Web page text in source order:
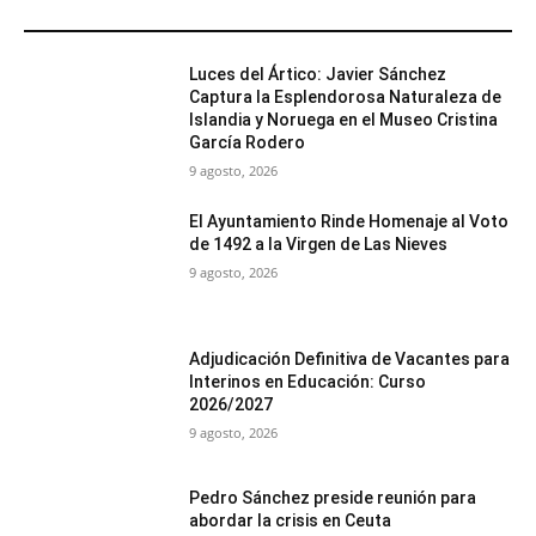
Luces del Ártico: Javier Sánchez
Captura la Esplendorosa Naturaleza de
Islandia y Noruega en el Museo Cristina
García Rodero
9 agosto, 2026
El Ayuntamiento Rinde Homenaje al Voto
de 1492 a la Virgen de Las Nieves
9 agosto, 2026
Adjudicación Definitiva de Vacantes para
Interinos en Educación: Curso
2026/2027
9 agosto, 2026
Pedro Sánchez preside reunión para
abordar la crisis en Ceuta